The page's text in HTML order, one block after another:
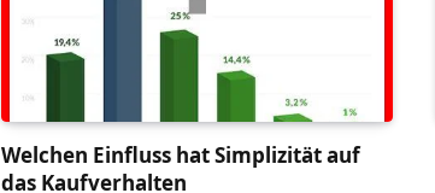
Welchen Einfluss hat Simplizität auf
das Kaufverhalten